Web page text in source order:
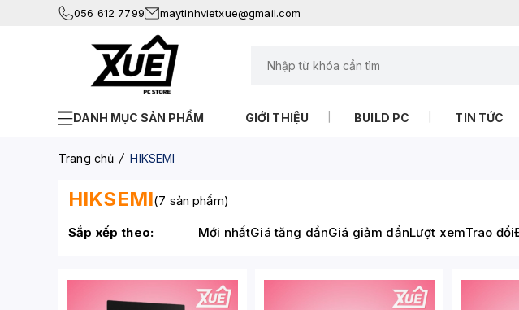
056 612 7799 maytinhvietxue@gmail.com
DANH MỤC SẢN PHẨM GIỚI THIỆU BUILD PC TIN TỨC
Trang chủ HIKSEMI
HIKSEMI(7 sản phẩm)
Sắp xếp theo: Mới nhấtGiá tăng dầnGiá giảm dầnLượt xemTrao đổi